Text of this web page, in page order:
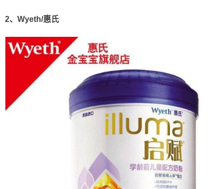
2、Wyeth/惠氏